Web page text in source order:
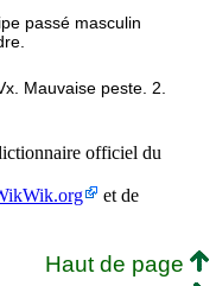
passé masculin
Mauvaise peste. 2.
officiel du
et de
Haut de page